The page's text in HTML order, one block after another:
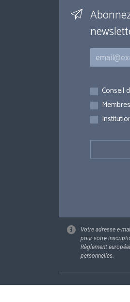
Courriel
Inscriptions
Conseil
Votre adresse e-
pour votre
Règlement
personnelles.